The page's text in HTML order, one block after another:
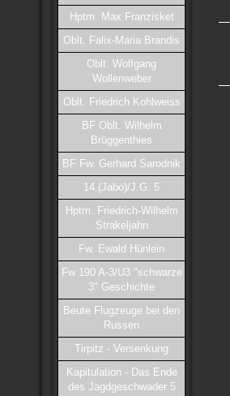
Hptm. Max Franzisket
Oblt. Falix-Maria Brandis
Oblt. Wolfgang
Wollenweber
Oblt. Friedrich Kohlweiss
BF Oblt. Wilhelm
Brüggenthies
BF Fw. Gerhard Sarodnik
14.(Jabo)/J.G. 5
Hptm. Friedrich-Wilhelm
Strakeljahn
Fw. Ewald Hünlein
Fw 190 A-3/U3 "schwarze
3" Geschichte
Beute Flugzeuge bei den
Russen
Tirpitz - Versenkung
Kapitulation - Das Ende
des Jagdgeschwader 5